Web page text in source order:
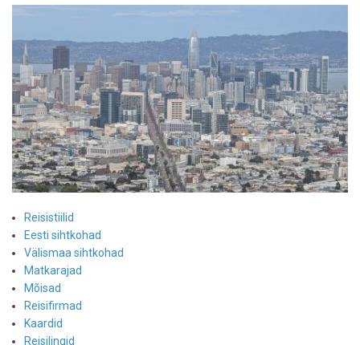
on
uus
roheline
tõusev
trend
Reisistiilid
Eesti sihtkohad
Välismaa sihtkohad
Matkarajad
Mõisad
Reisifirmad
Kaardid
Reisilingid